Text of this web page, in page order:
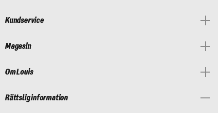
Kundservice
Magasin
Om Louis
Rättslig information